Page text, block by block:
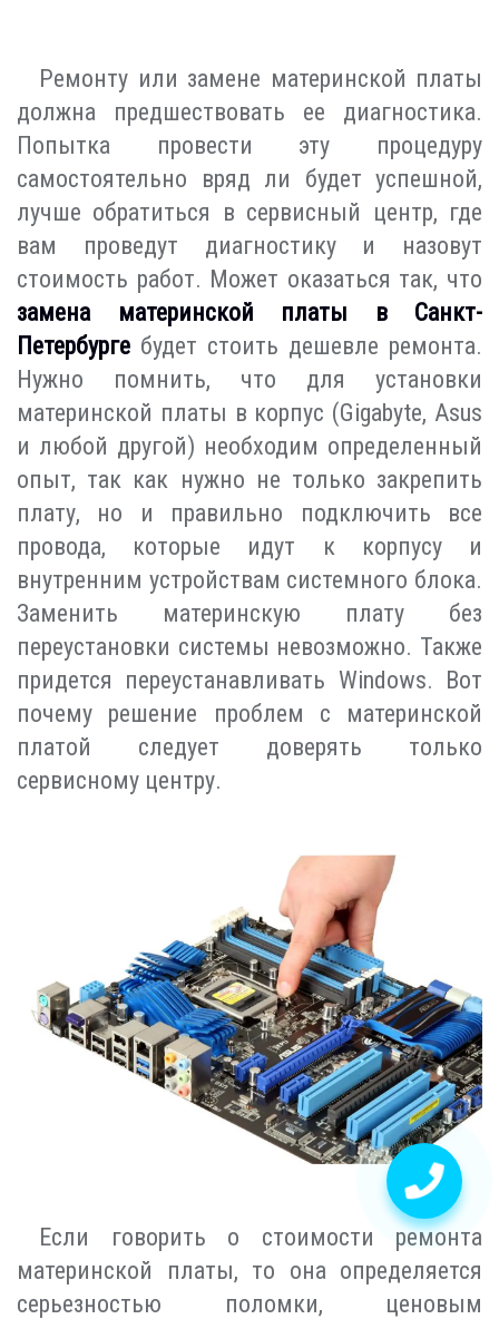
Ремонту или замене материнской платы
должна предшествовать ее диагностика.
Попытка провести эту процедуру
самостоятельно вряд ли будет успешной,
лучше обратиться в сервисный центр, где
вам проведут диагностику и назовут
стоимость работ. Может оказаться так, что
замена материнской платы в Санкт-
Петербурге будет стоить дешевле ремонта.
Нужно помнить, что для установки
материнской платы в корпус (Gigabyte, Asus
и любой другой) необходим определенный
опыт, так как нужно не только закрепить
плату, но и правильно подключить все
провода, которые идут к корпусу и
внутренним устройствам системного блока.
Заменить материнскую плату без
переустановки системы невозможно. Также
придется переустанавливать Windows. Вот
почему решение проблем с материнской
платой следует доверять только
сервисному центру.
Если говорить о стоимости ремонта
материнской платы, то она определяется
серьезностью поломки, ценовым